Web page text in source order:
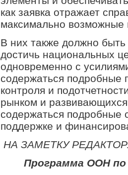
как заявка отражает
максимально возможные
В них также должно
достичь национальных
одновременно с
содержаться подробные
контроля и
рынком и
содержаться подробные
поддержке и
НА ЗАМЕТКУ
Программа ООН